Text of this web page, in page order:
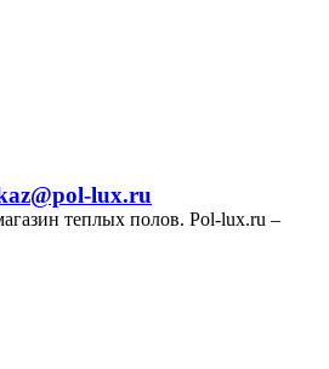
lux.ru
теплых полов. Pol-lux.ru –